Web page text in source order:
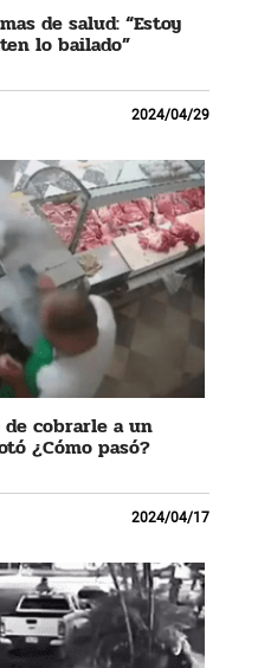
de salud: “Estoy
lo bailado”
2024/04/29
cobrarle a un
¿Cómo pasó?
2024/04/17